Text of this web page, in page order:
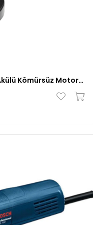
VIDO Profesyonel 115mm Akülü Kömürsüz Motor 21 Volt Lion Avuç Taşlama Makinesi (WD040520210)